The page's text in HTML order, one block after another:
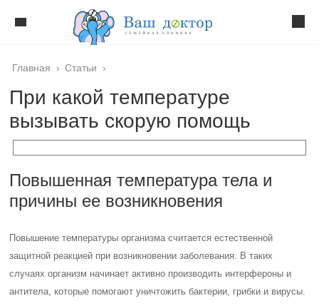
Главная › Статьи ›
При какой температуре
вызывать скорую помощь
Повышенная температура тела и
причины ее возникновения
Повышение температуры организма считается естественной
защитной реакцией при возникновении заболевания. В таких
случаях организм начинает активно производить интерфероны и
антитела, которые помогают уничтожить бактерии, грибки и вирусы.